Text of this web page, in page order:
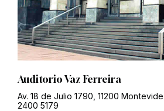
Auditorio Vaz Ferreira
Av. 18 de Julio 1790, 11200
2400 5179